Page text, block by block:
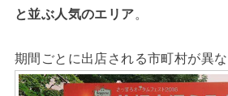
と並ぶ人気のエリア。
期間ごとに出店される市町村が異な